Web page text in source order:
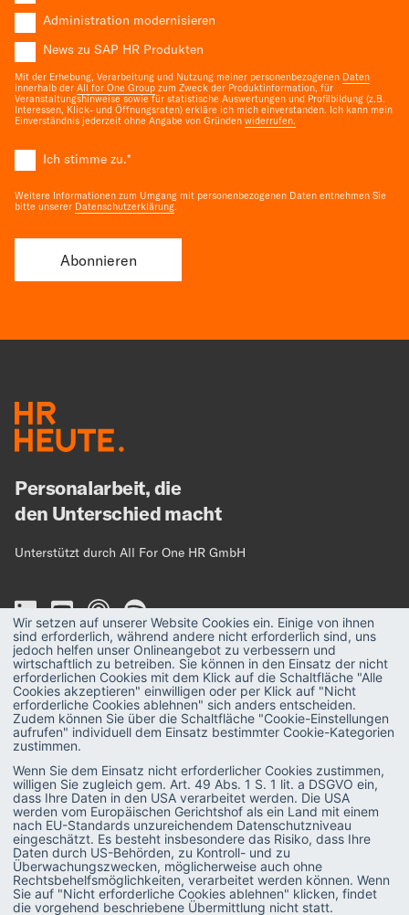
Wir setzen auf unserer Website Cookies ein. Einige von ihnen
sind erforderlich, während andere nicht erforderlich sind, uns
jedoch helfen unser Onlineangebot zu verbessern und
wirtschaftlich zu betreiben. Sie können in den Einsatz der nicht
erforderlichen Cookies mit dem Klick auf die Schaltfläche "Alle
Cookies akzeptieren" einwilligen oder per Klick auf "Nicht
erforderliche Cookies ablehnen" sich anders entscheiden.
Zudem können Sie über die Schaltfläche "Cookie-Einstellungen
aufrufen" individuell dem Einsatz bestimmter Cookie-Kategorien
zustimmen.
Wenn Sie dem Einsatz nicht erforderlicher Cookies zustimmen,
willigen Sie zugleich gem. Art. 49 Abs. 1 S. 1 lit. a DSGVO ein,
dass Ihre Daten in den USA verarbeitet werden. Die USA
werden vom Europäischen Gerichtshof als ein Land mit einem
nach EU-Standards unzureichendem Datenschutzniveau
eingeschätzt. Es besteht insbesondere das Risiko, dass Ihre
Daten durch US-Behörden, zu Kontroll- und zu
Überwachungszwecken, möglicherweise auch ohne
Rechtsbehelfsmöglichkeiten, verarbeitet werden können. Wenn
Sie auf "Nicht erforderliche Cookies ablehnen" klicken, findet
die vorgehend beschriebene Übermittlung nicht statt.
Administration modernisieren
News zu SAP HR Produkten
Mit der Erhebung, Verarbeitung und Nutzung meiner personenbezogenen Daten
innerhalb der All for One Group zum Zweck der Produktinformation, für
Veranstaltungshinweise sowie für statistische Auswertungen und Profilbildung (z.B.
Interessen, Klick- und Öffnungsraten) erkläre ich mich einverstanden. Ich kann mein
Einverständnis jederzeit ohne Angabe von Gründen widerrufen.
Ich stimme zu.*
Weitere Informationen zum Umgang mit personenbezogenen Daten entnehmen Sie
bitte unserer Datenschutzerklärung.
Personalarbeit, die
den Unterschied macht
Unterstützt durch All For One HR GmbH
MAGAZIN
PODCAST
GLOSSAR
E-BOOKS
VIDEOS
Strategie
Recruiting
Administration
SAP-Praxis
SAP SuccessFactors
HR Software
Personalentwicklung